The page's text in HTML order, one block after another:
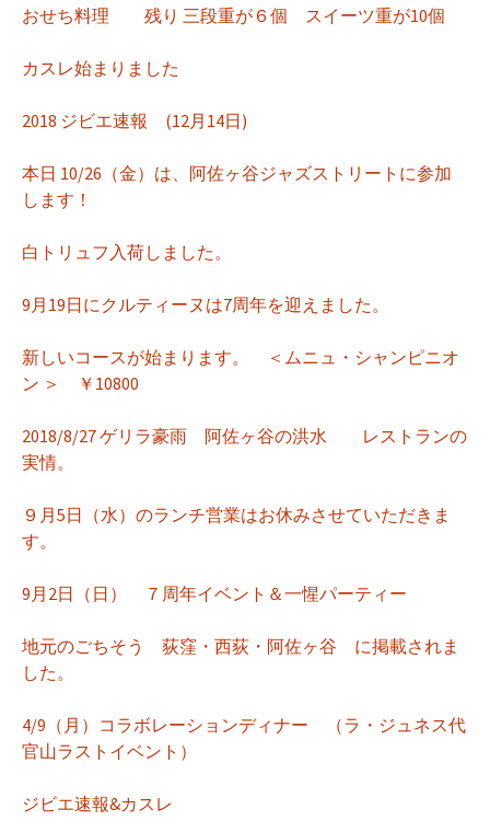
おせち料理 残り 三段重が６個 スイーツ重が10個
カスレ始まりました
2018 ジビエ速報 (12月14日)
本日 10/26（金）は、阿佐ヶ谷ジャズストリートに参加
します！
白トリュフ入荷しました。
9月19日にクルティーヌは7周年を迎えました。
新しいコースが始まります。 ＜ムニュ・シャンピニオ
ン ＞ ￥10800
2018/8/27 ゲリラ豪雨 阿佐ヶ谷の洪水 レストランの
実情。
９月5日（水）のランチ営業はお休みさせていただきま
す。
9月2日（日） ７周年イベント＆一惺パーティー
地元のごちそう 荻窪・西荻・阿佐ヶ谷 に掲載されま
した。
4/9（月）コラボレーションディナー （ラ・ジュネス代
官山ラストイベント）
ジビエ速報&カスレ